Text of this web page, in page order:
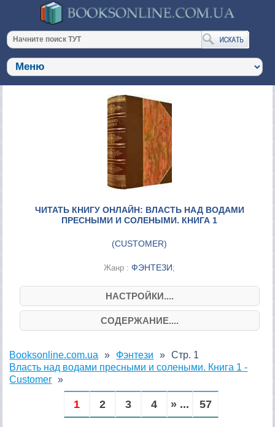
ЧИТАТЬ КНИГУ ОНЛАЙН: ВЛАСТЬ НАД ВОДАМИ
ПРЕСНЫМИ И СОЛЕНЫМИ. КНИГА 1
(CUSTOMER)
Жанр :ФЭНТЕЗИ;
НАСТРОЙКИ....
СОДЕРЖАНИЕ....
Booksonline.com.ua
Фэнтези
Власть над водами пресными и солеными. Книга 1 -
Customer
Стр. 1
1 2 3 4 » ... 57